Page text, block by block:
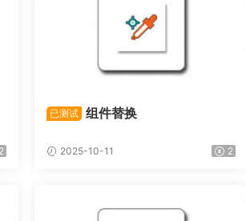
2
已测试 组件替换
2025-10-11 2